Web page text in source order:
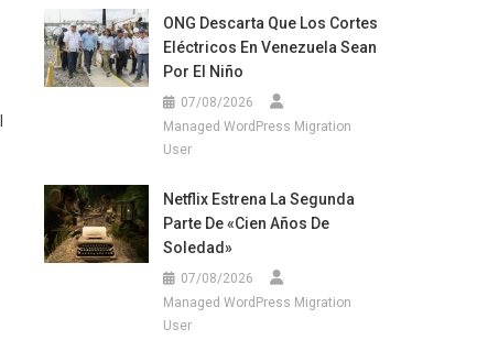
ONG Descarta Que Los Cortes
Eléctricos En Venezuela Sean
Por El Niño
07/08/2026
Managed WordPress Migration
User
Netflix Estrena La Segunda
Parte De «Cien Años De
Soledad»
07/08/2026
Managed WordPress Migration
User